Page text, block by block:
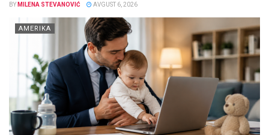
BY MILENA STEVANOVIĆ AVGUST 6, 2026
AMERIKA